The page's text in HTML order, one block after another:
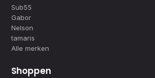
Sub55
Gabor
Nelson
tamaris
Alle merken
Shoppen